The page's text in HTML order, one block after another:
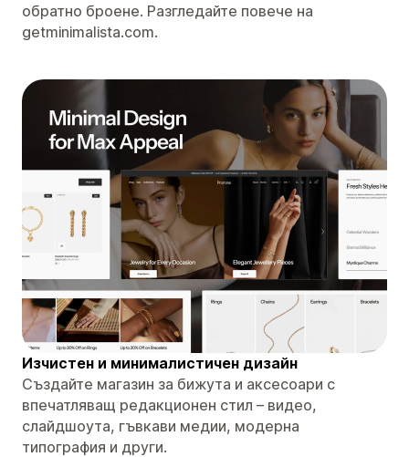
обратно броене. Разгледайте повече на
getminimalista.com.
Изчистен и минималистичен дизайн
Създайте магазин за бижута и аксесоари с
впечатляващ редакционен стил – видео,
слайдшоута, гъвкави медии, модерна
типография и други.